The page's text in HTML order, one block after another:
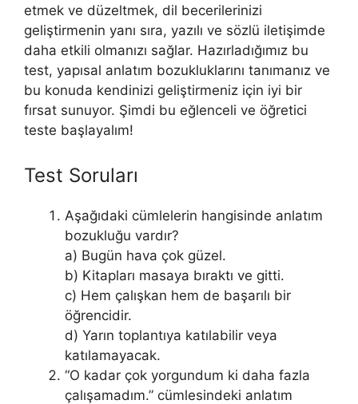
etmek ve düzeltmek, dil becerilerinizi
geliştirmenin yanı sıra, yazılı ve sözlü iletişimde
daha etkili olmanızı sağlar. Hazırladığımız bu
test, yapısal anlatım bozukluklarını tanımanız ve
bu konuda kendinizi geliştirmeniz için iyi bir
fırsat sunuyor. Şimdi bu eğlenceli ve öğretici
teste başlayalım!
Test Soruları
Aşağıdaki cümlelerin hangisinde anlatım
bozukluğu vardır?
a) Bugün hava çok güzel.
b) Kitapları masaya bıraktı ve gitti.
c) Hem çalışkan hem de başarılı bir
öğrencidir.
d) Yarın toplantıya katılabilir veya
katılamayacak.
“O kadar çok yorgundum ki daha fazla
çalışamadım.” cümlesindeki anlatım